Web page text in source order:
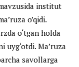
institut
o’qidi.
o‘tgan holda
Ma’ruza
savollarga